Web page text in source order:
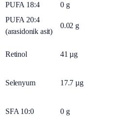
PUFA 18:4 0 g
PUFA 20:4
(arasidonik asit)
0.02 g
Retinol 41 µg
Selenyum 17.7 µg
SFA 10:0 0 g